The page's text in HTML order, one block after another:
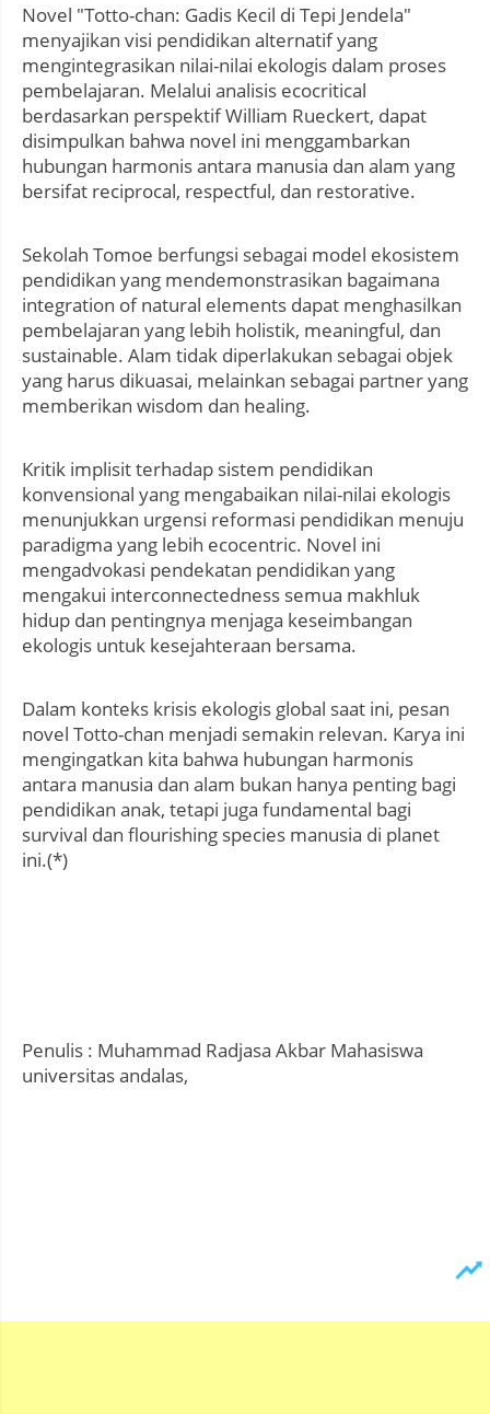
Novel "Totto-chan: Gadis Kecil di Tepi Jendela"
menyajikan visi pendidikan alternatif yang
mengintegrasikan nilai-nilai ekologis dalam proses
pembelajaran. Melalui analisis ecocritical
berdasarkan perspektif William Rueckert, dapat
disimpulkan bahwa novel ini menggambarkan
hubungan harmonis antara manusia dan alam yang
bersifat reciprocal, respectful, dan restorative.
Sekolah Tomoe berfungsi sebagai model ekosistem
pendidikan yang mendemonstrasikan bagaimana
integration of natural elements dapat menghasilkan
pembelajaran yang lebih holistik, meaningful, dan
sustainable. Alam tidak diperlakukan sebagai objek
yang harus dikuasai, melainkan sebagai partner yang
memberikan wisdom dan healing.
Kritik implisit terhadap sistem pendidikan
konvensional yang mengabaikan nilai-nilai ekologis
menunjukkan urgensi reformasi pendidikan menuju
paradigma yang lebih ecocentric. Novel ini
mengadvokasi pendekatan pendidikan yang
mengakui interconnectedness semua makhluk
hidup dan pentingnya menjaga keseimbangan
ekologis untuk kesejahteraan bersama.
Dalam konteks krisis ekologis global saat ini, pesan
novel Totto-chan menjadi semakin relevan. Karya ini
mengingatkan kita bahwa hubungan harmonis
antara manusia dan alam bukan hanya penting bagi
pendidikan anak, tetapi juga fundamental bagi
survival dan flourishing species manusia di planet
ini.(*)
Penulis : Muhammad Radjasa Akbar Mahasiswa
universitas andalas,